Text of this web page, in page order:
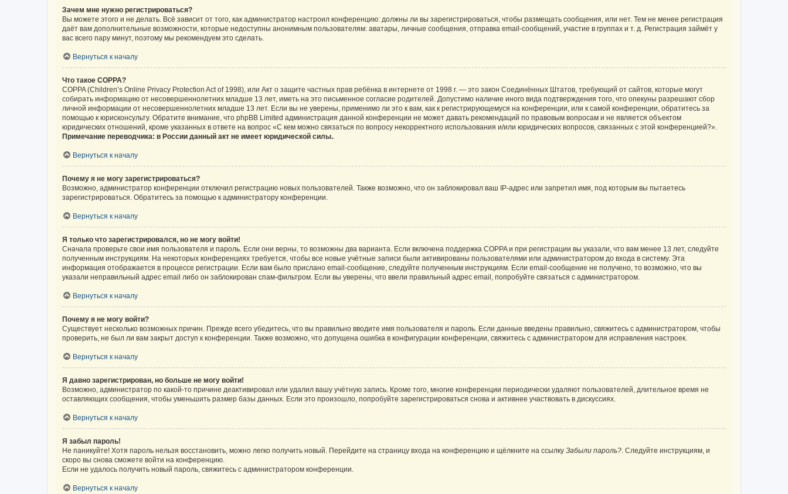
Зачем мне нужно регистрироваться?
Вы можете этого и не делать. Всё зависит от того, как администратор настроил конференцию: должны ли вы зарегистрироваться, чтобы размещать сообщения, или нет. Тем не менее регистрация
даёт вам дополнительные возможности, которые недоступны анонимным пользователям: аватары, личные сообщения, отправка email-сообщений, участие в группах и т. д. Регистрация займёт у
вас всего пару минут, поэтому мы рекомендуем это сделать.
Вернуться к началу
Что такое COPPA?
COPPA (Children’s Online Privacy Protection Act of 1998), или Акт о защите частных прав ребёнка в интернете от 1998 г. — это закон Соединённых Штатов, требующий от сайтов, которые могут
собирать информацию от несовершеннолетних младше 13 лет, иметь на это письменное согласие родителей. Допустимо наличие иного вида подтверждения того, что опекуны разрешают сбор
личной информации от несовершеннолетних младше 13 лет. Если вы не уверены, применимо ли это к вам, как к регистрирующемуся на конференции, или к самой конференции, обратитесь за
помощью к юрисконсульту. Обратите внимание, что phpBB Limited администрация данной конференции не может давать рекомендаций по правовым вопросам и не является объектом
юридических отношений, кроме указанных в ответе на вопрос «С кем можно связаться по вопросу некорректного использования и/или юридических вопросов, связанных с этой конференцией?».
Примечание переводчика: в России данный акт не имеет юридической силы..
Вернуться к началу
Почему я не могу зарегистрироваться?
Возможно, администратор конференции отключил регистрацию новых пользователей. Также возможно, что он заблокировал ваш IP-адрес или запретил имя, под которым вы пытаетесь
зарегистрироваться. Обратитесь за помощью к администратору конференции.
Вернуться к началу
Я только что зарегистрировался, но не могу войти!
Сначала проверьте свои имя пользователя и пароль. Если они верны, то возможны два варианта. Если включена поддержка COPPA и при регистрации вы указали, что вам менее 13 лет, следуйте
полученным инструкциям. На некоторых конференциях требуется, чтобы все новые учётные записи были активированы пользователями или администратором до входа в систему. Эта
информация отображается в процессе регистрации. Если вам было прислано email-сообщение, следуйте полученным инструкциям. Если email-сообщение не получено, то возможно, что вы
указали неправильный адрес email либо он заблокирован спам-фильтром. Если вы уверены, что ввели правильный адрес email, попробуйте связаться с администратором.
Вернуться к началу
Почему я не могу войти?
Существует несколько возможных причин. Прежде всего убедитесь, что вы правильно вводите имя пользователя и пароль. Если данные введены правильно, свяжитесь с администратором, чтобы
проверить, не был ли вам закрыт доступ к конференции. Также возможно, что допущена ошибка в конфигурации конференции, свяжитесь с администратором для исправления настроек.
Вернуться к началу
Я давно зарегистрирован, но больше не могу войти!
Возможно, администратор по какой-то причине деактивировал или удалил вашу учётную запись. Кроме того, многие конференции периодически удаляют пользователей, длительное время не
оставляющих сообщения, чтобы уменьшить размер базы данных. Если это произошло, попробуйте зарегистрироваться снова и активнее участвовать в дискуссиях.
Вернуться к началу
Я забыл пароль!
Не паникуйте! Хотя пароль нельзя восстановить, можно легко получить новый. Перейдите на страницу входа на конференцию и щёлкните на ссылку Забыли пароль?. Следуйте инструкциям, и
скоро вы снова сможете войти на конференцию.
Если не удалось получить новый пароль, свяжитесь с администратором конференции.
Вернуться к началу